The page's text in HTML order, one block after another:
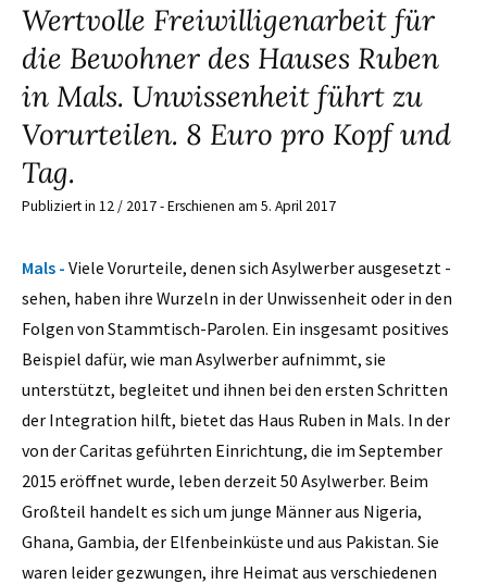
Wertvolle Freiwilligenarbeit für
die Bewohner des Hauses Ruben
in Mals. Unwissenheit führt zu
Vorurteilen. 8 Euro pro Kopf und
Tag.
Publiziert in 12 / 2017 - Erschienen am 5. April 2017
Mals - Viele Vorurteile, denen sich Asylwerber ausgesetzt ­
sehen, haben ihre Wurzeln in der Unwissenheit oder in den
Folgen von Stammtisch-Parolen. Ein insgesamt positives
Beispiel dafür, wie man Asylwerber aufnimmt, sie
unterstützt, begleitet und ihnen bei den ersten Schritten
der Integration hilft, bietet das Haus Ruben in Mals. In der
von der Caritas geführten Einrichtung, die im September
2015 eröffnet wurde, leben derzeit 50 Asylwerber. Beim
Großteil handelt es sich um junge Männer aus Nigeria,
Ghana, Gambia, der Elfenbeinküste und aus Pakistan. Sie
waren leider gezwungen, ihre Heimat aus verschiedenen